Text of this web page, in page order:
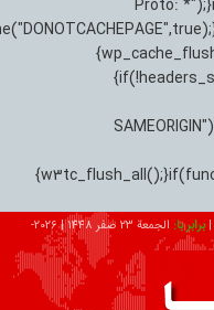
Proto:
|برابر با: الجمعة 23 صفر 1448 |
2026-
تبلیغات درباره ما ارتباط با ما